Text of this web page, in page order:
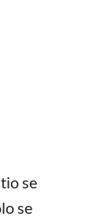
se
se